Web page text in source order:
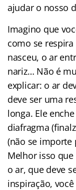
ajudar o nosso
Imagino que
como se
nasceu, o ar
nariz… Não é
explicar: o ar
deve ser uma
longa. Ele
diafragma
(não se importe
Melhor isso
o ar, que deve
inspiração,